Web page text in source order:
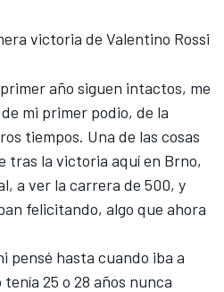
victoria de Valentino Rossi
año siguen intactos, me
mi primer podio, de la
tiempos. Una de las cosas
tras la victoria aquí en Brno,
a ver la carrera de 500, y
felicitando, algo que ahora
pensé hasta cuando iba a
25 o 28 años nunca